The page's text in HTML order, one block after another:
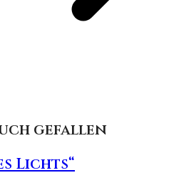
gefallen
Lichts“